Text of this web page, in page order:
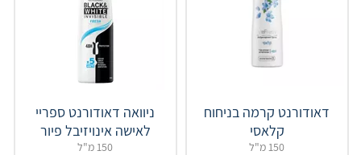
דאודורנט קרמה בניחוח
קלאסי
150 מ"ל
ניוואה דאודורנט ספריי
לאישה אינויזיבל פיור
150 מ"ל